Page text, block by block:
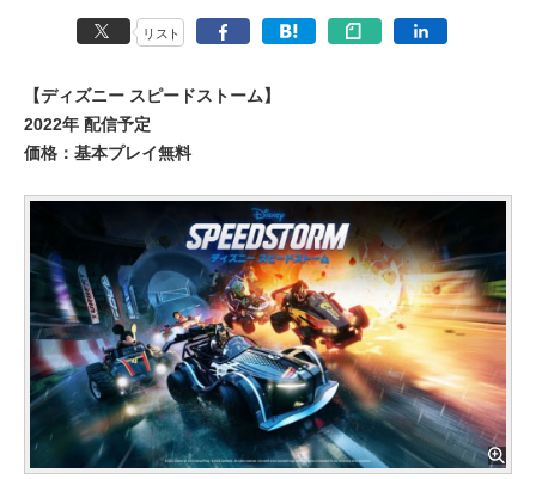
リスト
【ディズニー スピードストーム】
2022年 配信予定
価格：基本プレイ無料